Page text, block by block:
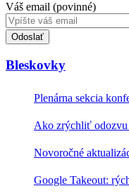
Váš email (povinné)
Toto
pole
nevyplňujte.
Bleskovky
Plenárna sekcia
Ako zrýchliť odozvu
Novoročné
Google Takeout: